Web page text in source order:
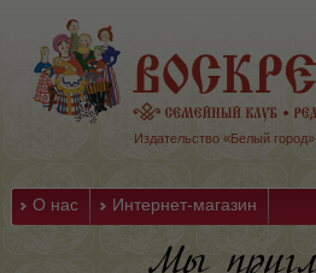
Издательство «Белый город»
О нас Интернет-магазин